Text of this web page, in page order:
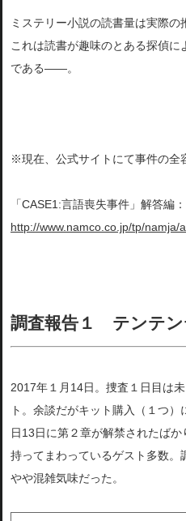
ミステリー小説の読書量は実際の
これは読書が趣味のとある探偵に
である――。
※現在、公式サイトにて事件の全
「CASE1:言語喪失事件」解答編：
http://www.namco.co.jp/tp/
調査報告１ テンテン
2017年１月14日。捜査１日目は
ト。余談だがキット購入（１つ
日13日に第２章が解禁されたば
持ってまわっているゲスト多数。
やや混雑気味だった。